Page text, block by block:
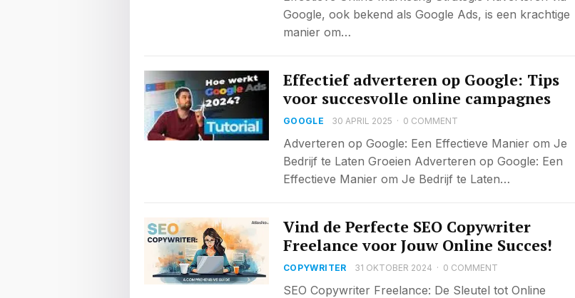
Google, ook bekend als Google Ads, is een krachtige
manier om…
Effectief adverteren op Google: Tips
voor succesvolle online campagnes
GOOGLE 30 APRIL 2025 · 0 COMMENT
Adverteren op Google: Een Effectieve Manier om Je
Bedrijf te Laten Groeien Adverteren op Google: Een
Effectieve Manier om Je Bedrijf te Laten…
Vind de Perfecte SEO Copywriter
Freelance voor Jouw Online Succes!
COPYWRITER 31 OKTOBER 2024 · 0 COMMENT
SEO Copywriter Freelance: De Sleutel tot Online